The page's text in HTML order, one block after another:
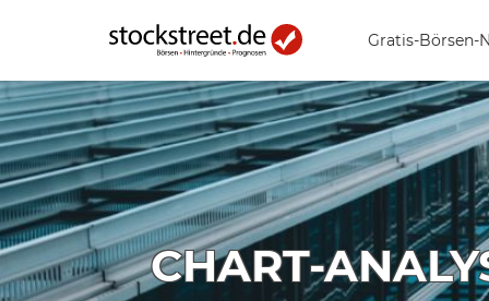
Gratis-Börsen-
CHART-